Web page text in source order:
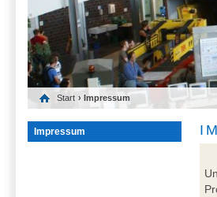
Start › Impressum
Impressum